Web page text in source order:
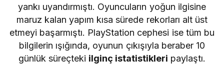
yankı uyandırmıştı. Oyuncuların yoğun ilgisine
maruz kalan yapım kısa sürede rekorları alt üst
etmeyi başarmıştı. PlayStation cephesi ise tüm bu
bilgilerin ışığında, oyunun çıkışıyla beraber 10
günlük süreçteki ilginç istatistikleri paylaştı.